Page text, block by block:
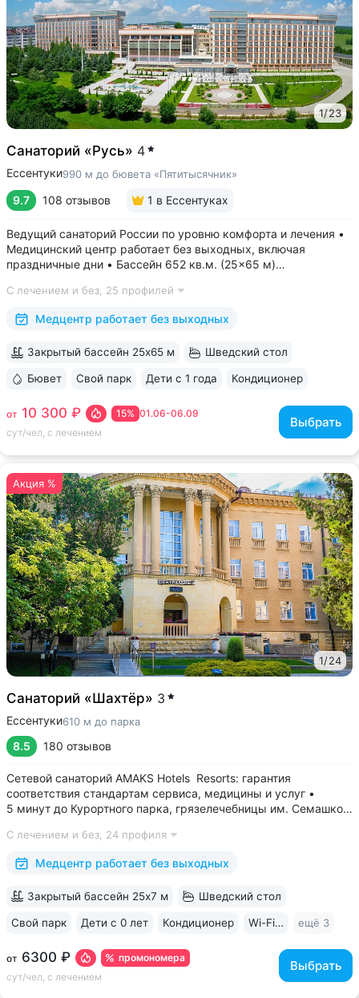
1/23
Санаторий «Русь» 4
Ессентуки990 м до бювета «Пятитысячник»
9.7 108 отзывов 1 в Ессентуках
Ведущий санаторий России по уровню комфорта и лечения •
Медицинский центр работает без выходных, включая
праздничные дни • Бассейн 652 кв.м. (25×65 м)
Глубина от 30 до 180 см, есть отдельная детская зона. Рядом
расположены закрытая терраса...
С лечением и без, 25 профилей
Медцентр работает без выходных
01.06-06.09
15%
от 10 300 ₽
сут/чел, с лечением
Выбрать
Закрытый бассейн 25х65 м Шведский стол
Бювет Свой парк Дети с 1 года Кондиционер
ещё 6
Акция %
1/24
Санаторий «Шахтёр» 3
Ессентуки610 м до парка
8.5 180 отзывов
Сетевой санаторий AMAKS Hotels Resorts: гарантия
соответствия стандартам сервиса, медицины и услуг •
5 минут до Курортного парка, грязелечебницы им. Семашко,
водой Ессентуки № 4 и № 17 • Главный корпус
«Центральный» — историческое здание...
С лечением и без, 24 профиля
Медцентр работает без выходных
промономера
от 6300 ₽
сут/чел, с лечением
Выбрать
Закрытый бассейн 25х7 м Шведский стол
Свой парк Дети с 0 лет Кондиционер Wi-Fi в номерах ещё 3